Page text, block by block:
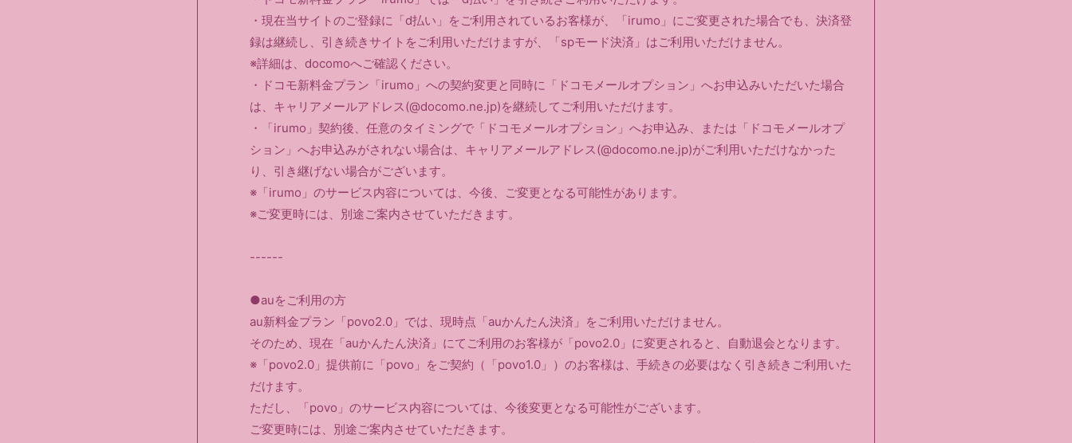
・現在当サイトのご登録に「d払い」をご利用されているお客様が、「irumo」にご変更された場合でも、決済登
録は継続し、引き続きサイトをご利用いただけますが、「spモード決済」はご利用いただけません。
※詳細は、docomoへご確認ください。
・ドコモ新料金プラン「irumo」への契約変更と同時に「ドコモメールオプション」へお申込みいただいた場合
は、キャリアメールアドレス(@docomo.ne.jp)を継続してご利用いただけます。
・「irumo」契約後、任意のタイミングで「ドコモメールオプション」へお申込み、または「ドコモメールオプ
ション」へお申込みがされない場合は、キャリアメールアドレス(@docomo.ne.jp)がご利用いただけなかった
り、引き継げない場合がございます。
※「irumo」のサービス内容については、今後、ご変更となる可能性があります。
※ご変更時には、別途ご案内させていただきます。
------
●auをご利用の方
au新料金プラン「povo2.0」では、現時点「auかんたん決済」をご利用いただけません。
そのため、現在「auかんたん決済」にてご利用のお客様が「povo2.0」に変更されると、自動退会となります。
※「povo2.0」提供前に「povo」をご契約（「povo1.0」）のお客様は、手続きの必要はなく引き続きご利用いた
だけます。
ただし、「povo」のサービス内容については、今後変更となる可能性がございます。
ご変更時には、別途ご案内させていただきます。